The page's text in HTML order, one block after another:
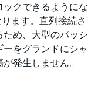
クできるようにな
ます。直列接続さ
め、大型のパッシ
をグランドにシャ
発生しません。